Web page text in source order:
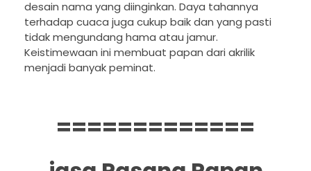
desain nama yang diinginkan. Daya tahannya
terhadap cuaca juga cukup baik dan yang pasti
tidak mengundang hama atau jamur.
Keistimewaan ini membuat papan dari akrilik
menjadi banyak peminat.
=============